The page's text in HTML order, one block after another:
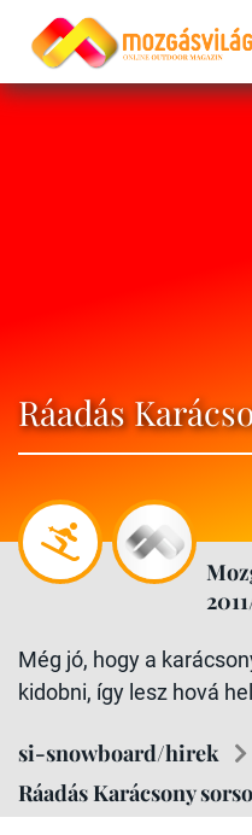
Ráadás
Még jó, hogy a
kidobni, így lesz hová
si-snowboard/hirek
Ráadás Karácsony